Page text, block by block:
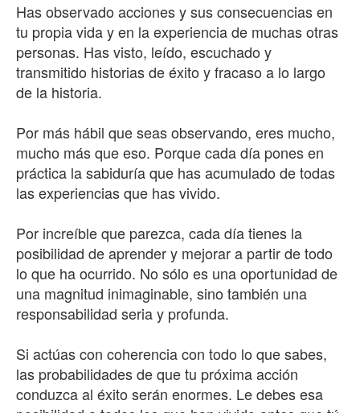
Has observado acciones y sus consecuencias en
tu propia vida y en la experiencia de muchas otras
personas. Has visto, leído, escuchado y
transmitido historias de éxito y fracaso a lo largo
de la historia.
Por más hábil que seas observando, eres mucho,
mucho más que eso. Porque cada día pones en
práctica la sabiduría que has acumulado de todas
las experiencias que has vivido.
Por increíble que parezca, cada día tienes la
posibilidad de aprender y mejorar a partir de todo
lo que ha ocurrido. No sólo es una oportunidad de
una magnitud inimaginable, sino también una
responsabilidad seria y profunda.
Si actúas con coherencia con todo lo que sabes,
las probabilidades de que tu próxima acción
conduzca al éxito serán enormes. Le debes esa